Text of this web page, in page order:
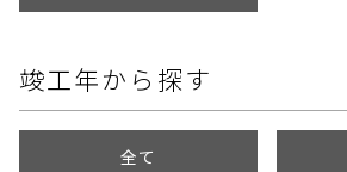
竣工年から探す
全て